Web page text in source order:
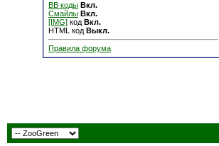
BB коды Вкл.
Смайлы Вкл.
[IMG] код Вкл.
HTML код Выкл.
Правила форума